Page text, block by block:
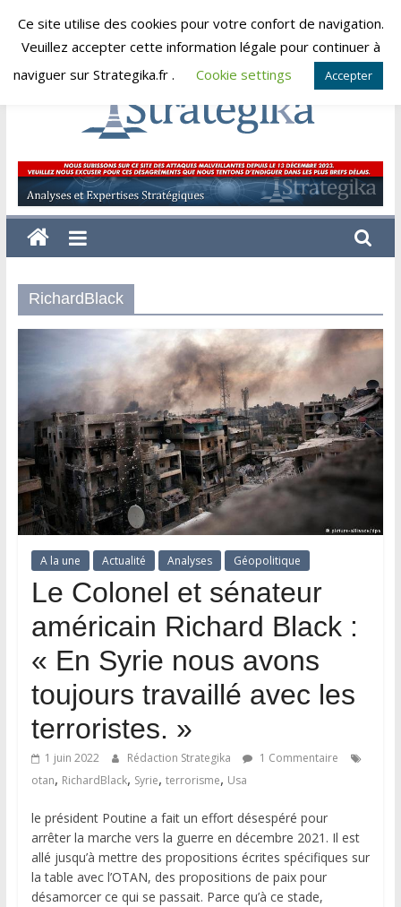
Skip
samedi, août 8, 2026
Strategika
Expertise
et
Analyses
RichardBlack
A la une Actualité Analyses Géopolitique
Le Colonel et sénateur
américain Richard Black :
« En Syrie nous avons
toujours travaillé avec les
terroristes. »
1 juin 2022 Rédaction Strategika
1 Commentaire
otan, RichardBlack, Syrie, terrorisme, Usa
le président Poutine a fait un effort désespéré pour
arrêter la marche vers la guerre en décembre 2021. Il est
allé jusqu’à mettre des propositions écrites spécifiques sur
la table avec l’OTAN, des propositions de paix pour
désamorcer ce qui se passait. Parce qu’à ce stade,
Ce site utilise des cookies pour votre confort de navigation.
Veuillez accepter cette information légale pour continuer à
naviguer sur Strategika.fr .
Cookie settings Accepter